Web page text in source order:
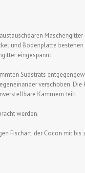
und Bodenplatte
eingespannt.
Substrats
verschoben. Die
Kammern teilt.
werden.
Fischart, der Cocon mit bis